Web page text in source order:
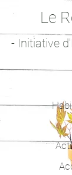
Le
- Initiative